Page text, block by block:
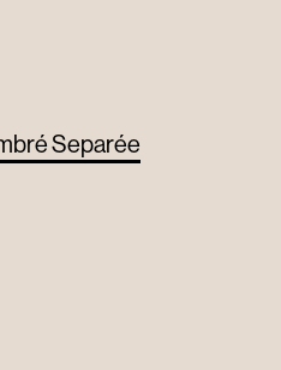
Separée